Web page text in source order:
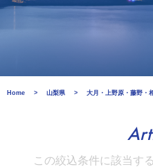
Home 山梨県 大月・上野原・藤野・
この絞込条件に該当す